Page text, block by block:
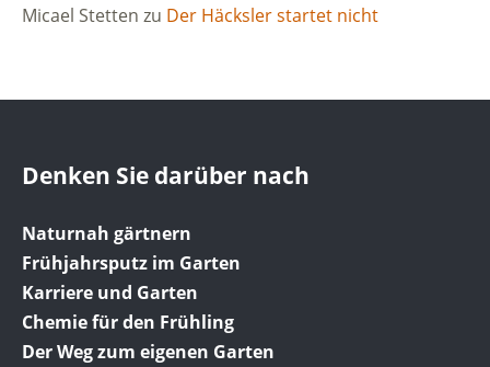
Micael Stetten zu Der Häcksler startet nicht
Denken Sie darüber nach
Naturnah gärtnern
Frühjahrsputz im Garten
Karriere und Garten
Chemie für den Frühling
Der Weg zum eigenen Garten